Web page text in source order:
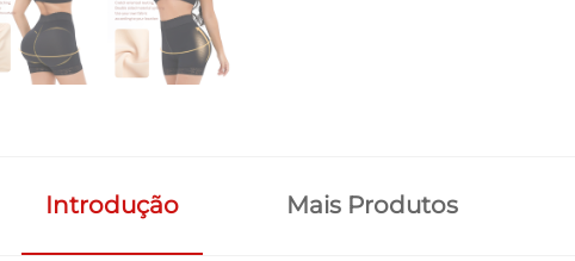
Introdução Mais Produtos